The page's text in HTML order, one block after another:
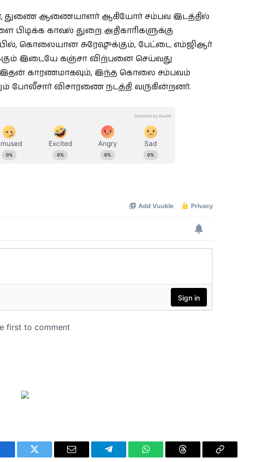
ஆணையாளர் ஆகியோர் சம்பவ இடத்தில்
பிடிக்க காவல் துறை அதிகாரிகளுக்கு
கொலையான சுரேஷுக்கும், பேட்டை எம்ஜிஆர்
இடையே கஞ்சா விற்பனை செய்வது
இதன் காரணமாகவும், இந்த கொலை சம்பவம்
போலீசார் விசாரணை நடத்தி வருகின்றனர்.
Twitter Email Telegram WhatsAppThreads Copy